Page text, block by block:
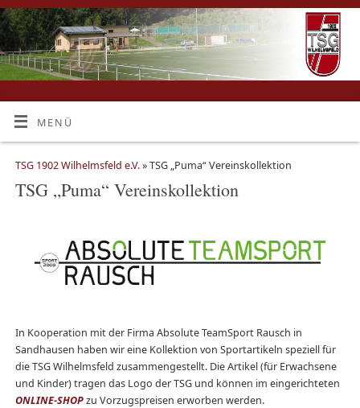
MENÜ
TSG 1902 Wilhelmsfeld e.V.» TSG „Puma“ Vereinskollektion
TSG „Puma“ Vereinskollektion
In Kooperation mit der Firma Absolute TeamSport Rausch in
Sandhausen haben wir eine Kollektion von Sportartikeln speziell für
die TSG Wilhelmsfeld zusammengestellt. Die Artikel (für Erwachsene
und Kinder) tragen das Logo der TSG und können im eingerichteten
ONLINE-SHOPzu Vorzugspreisen erworben werden.